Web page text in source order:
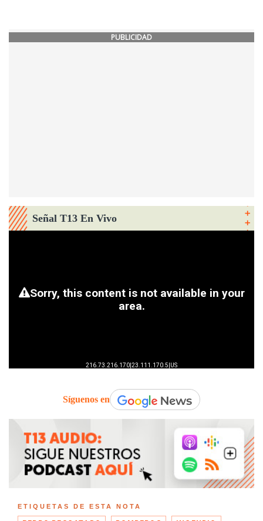
PUBLICIDAD
Señal T13 En Vivo
Síguenos en
ETIQUETAS DE ESTA NOTA